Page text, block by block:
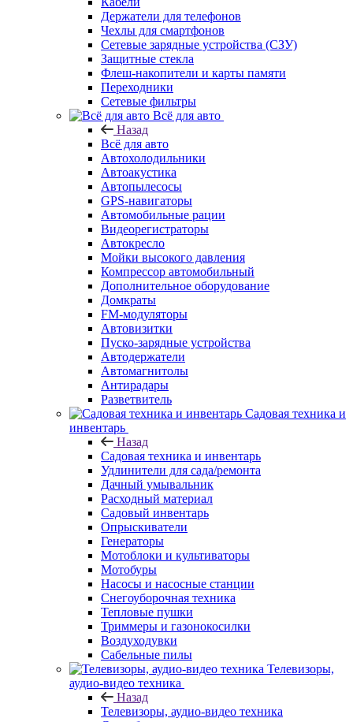
Держатели для телефонов
Чехлы для смартфонов
Сетевые зарядные устройства (СЗУ)
Защитные стекла
Флеш-накопители и карты памяти
Переходники
Сетевые фильтры
Всё для авто
Назад
Всё для авто
Автохолодильники
Автоакустика
Автопылесосы
GPS-навигаторы
Автомобильные рации
Видеорегистраторы
Автокресло
Мойки высокого давления
Компрессор автомобильный
Дополнительное оборудование
Домкраты
FM-модуляторы
Автовизитки
Пуско-зарядные устройства
Автодержатели
Автомагнитолы
Антирадары
Разветвитель
Садовая техника и
инвентарь
Назад
Садовая техника и инвентарь
Удлинители для сада/ремонта
Дачный умывальник
Расходный материал
Садовый инвентарь
Опрыскиватели
Генераторы
Мотоблоки и культиваторы
Мотобуры
Насосы и насосные станции
Снегоуборочная техника
Тепловые пушки
Триммеры и газонокосилки
Воздуходувки
Сабельные пилы
Телевизоры,
аудио-видео техника
Назад
Телевизоры, аудио-видео техника